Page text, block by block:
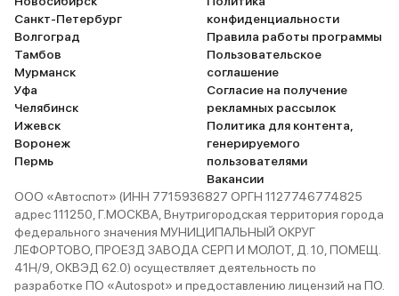
Санкт-Петербург
Волгоград
Тамбов
Мурманск
Уфа
Челябинск
Ижевск
Воронеж
Пермь
конфиденциальности
Правила работы программы
Пользовательское
соглашение
Согласие на получение
рекламных рассылок
Политика для контента,
генерируемого
пользователями
Вакансии
ООО «Автоспот» (ИНН 7715936827 ОРГН 1127746774825
адрес 111250, Г.МОСКВА, Внутригородская территория города
федерального значения МУНИЦИПАЛЬНЫЙ ОКРУГ
ЛЕФОРТОВО, ПРОЕЗД ЗАВОДА СЕРП И МОЛОТ, Д. 10, ПОМЕЩ.
41Н/9, ОКВЭД 62.0) осуществляет деятельность по
разработке ПО «Autospot» и предоставлению лицензий на ПО.